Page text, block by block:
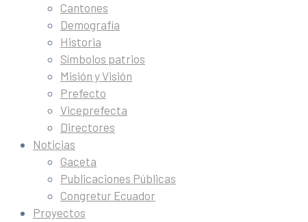
Cantones
Demografía
Historia
Símbolos patrios
Misión y Visión
Prefecto
Viceprefecta
Directores
Noticias
Gaceta
Publicaciones Públicas
Congretur Ecuador
Proyectos